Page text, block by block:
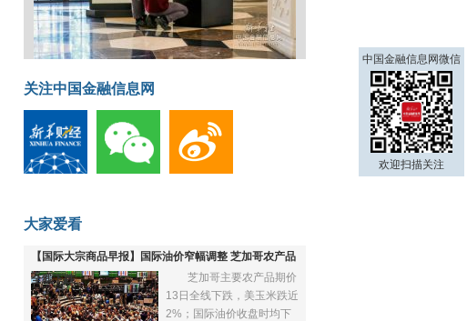
菲律宾：防疫降级
关注中国金融信息网
大家爱看
【国际大宗商品早报】国际油价窄幅调整 芝加哥农产品
全线下跌
芝加哥主要农产品期价
13日全线下跌，美玉米跌近
2%；国际油价收盘时均下
中国金融信息网微信
欢迎扫描关注